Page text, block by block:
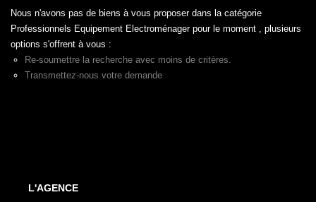
BIENS VENDUS
NOTRE AGENCE
Créer une alerte
Nous n'avons pas de biens à vous proposer dans la catégorie
Professionnels Equipement Electroménager pour le moment , plusieurs
options s'offrent à vous :
Re-soumettre la recherche avec moins de critères.
Transmettez-nous votre demande
L'AGENCE